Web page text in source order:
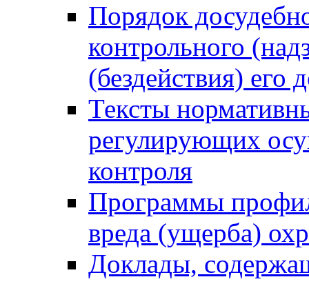
Порядок
контрольного
(бездействия)
Тексты
регулирующих
контроля
Программы
вреда (ущерба)
Доклады,